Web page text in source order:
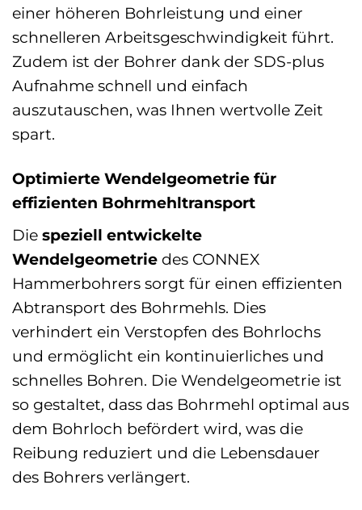
einer höheren Bohrleistung und einer
schnelleren Arbeitsgeschwindigkeit führt.
Zudem ist der Bohrer dank der SDS-plus
Aufnahme schnell und einfach
auszutauschen, was Ihnen wertvolle Zeit
spart.
Optimierte Wendelgeometrie für
effizienten Bohrmehltransport
Die speziell entwickelte
Wendelgeometrie des CONNEX
Hammerbohrers sorgt für einen effizienten
Abtransport des Bohrmehls. Dies
verhindert ein Verstopfen des Bohrlochs
und ermöglicht ein kontinuierliches und
schnelles Bohren. Die Wendelgeometrie ist
so gestaltet, dass das Bohrmehl optimal aus
dem Bohrloch befördert wird, was die
Reibung reduziert und die Lebensdauer
des Bohrers verlängert.